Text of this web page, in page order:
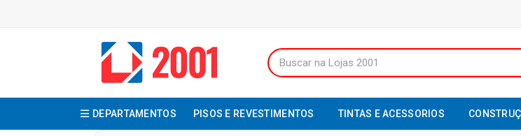
DEPARTAMENTOS PISOS E REVESTIMENTOS TINTAS E ACESSORIOS